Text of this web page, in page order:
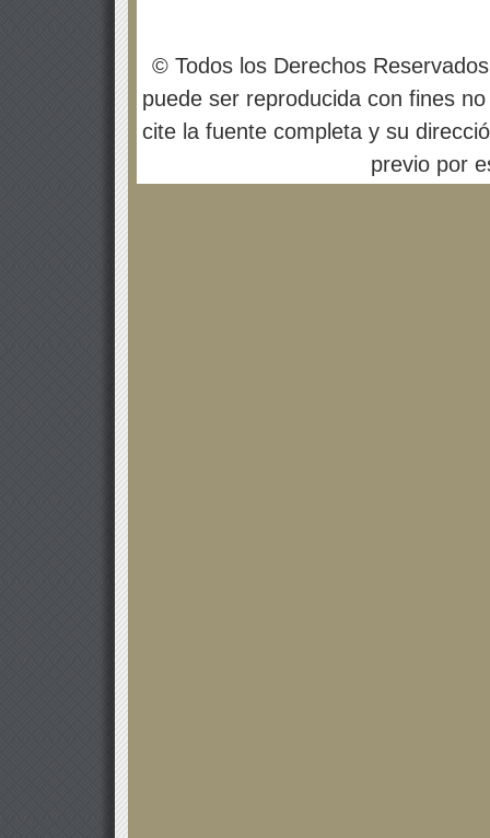
© Todos los Derechos
puede ser reproducida con fines
cite la fuente completa y su
previo por